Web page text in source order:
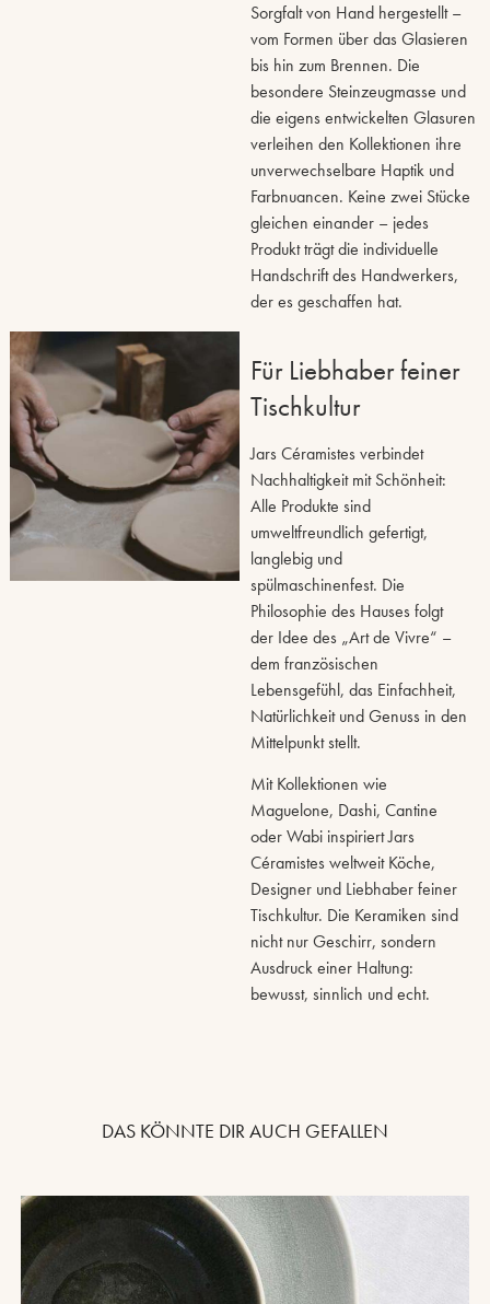
Sorgfalt von Hand hergestellt –
vom Formen über das Glasieren
bis hin zum Brennen. Die
besondere Steinzeugmasse und
die eigens entwickelten Glasuren
verleihen den Kollektionen ihre
unverwechselbare Haptik und
Farbnuancen. Keine zwei Stücke
gleichen einander – jedes
Produkt trägt die individuelle
Handschrift des Handwerkers,
der es geschaffen hat.
Für Liebhaber feiner
Tischkultur
Jars Céramistes verbindet
Nachhaltigkeit mit Schönheit:
Alle Produkte sind
umweltfreundlich gefertigt,
langlebig und
spülmaschinenfest. Die
Philosophie des Hauses folgt
der Idee des „Art de Vivre“ –
dem französischen
Lebensgefühl, das Einfachheit,
Natürlichkeit und Genuss in den
Mittelpunkt stellt.
Mit Kollektionen wie
Maguelone, Dashi, Cantine
oder Wabi inspiriert Jars
Céramistes weltweit Köche,
Designer und Liebhaber feiner
Tischkultur. Die Keramiken sind
nicht nur Geschirr, sondern
Ausdruck einer Haltung:
bewusst, sinnlich und echt.
DAS KÖNNTE DIR AUCH GEFALLEN